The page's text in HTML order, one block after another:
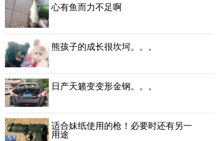
心有鱼而力不足啊
熊孩子的成长很坎坷。。。
日产天籁变变形金钢。。。
适合妹纸使用的枪！必要时还有另一
用途